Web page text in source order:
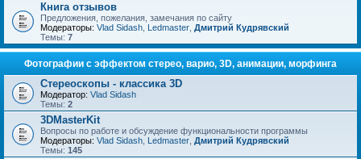
Книга отзывов
Предложения, пожелания, замечания по сайту
Модераторы: Vlad Sidash Ledmaster Дмитрий Кудрявский
Темы: 7
Фотографии с эффектом стерео, варио, 3D, анимации, морфинга
Стереоскопы - классика 3D
Модератор: Vlad Sidash
Темы: 2
3DMasterKit
Вопросы по работе и обсуждение функциональности программы
Модераторы: Vlad Sidash Ledmaster Дмитрий Кудрявский
Темы: 145